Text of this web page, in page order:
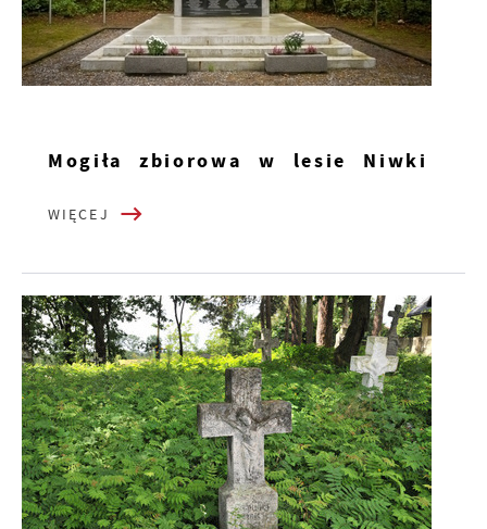
Mogiła zbiorowa w lesie Niwki
WIĘCEJ